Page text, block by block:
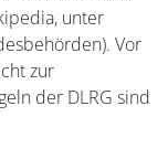
unter
Vor
zur
der DLRG sind